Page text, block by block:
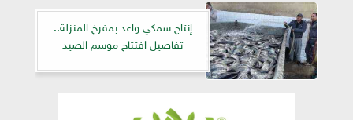
إنتاج سمكي واعد بمفرخ المنزلة..
تفاصيل افتتاح موسم الصيد